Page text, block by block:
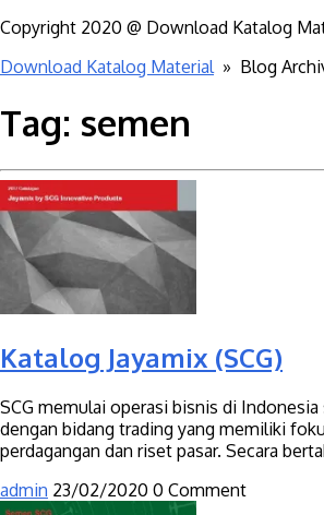
Copyright 2020 @ Download Katalog
Download Katalog Material» Blog
Tag: semen
Katalog Jayamix (SCG)
SCG memulai operasi bisnis di Indonesia
dengan bidang trading yang memiliki
perdagangan dan riset pasar. Secara
admin 23/02/2020 0 Comment